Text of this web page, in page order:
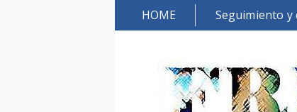
HOME Seguimiento y